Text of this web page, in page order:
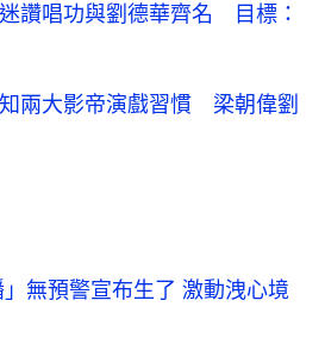
讚唱功與劉德華齊名 目標：
兩大影帝演戲習慣 梁朝偉劉
無預警宣布生了 激動洩心境